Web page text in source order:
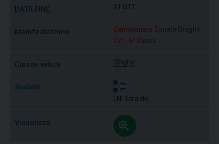
11 OTT
Campionato Zonale Dinghy
12' - 6^ Tappa
Dinghy
LNI Taranto